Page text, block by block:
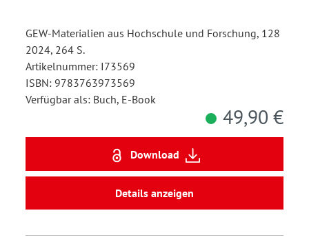
GEW-Materialien aus Hochschule und Forschung, 128
2024, 264 S.
Artikelnummer: I73569
ISBN: 9783763973569
Verfügbar als: Buch, E-Book
49,90 €
Download
Details anzeigen